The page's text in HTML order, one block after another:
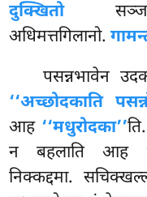
दुक्खितो
अधिमत्तगिलानो.
पसन्नभावेन
‘‘अच्छोदकाति
आह ‘‘मधुरोदका’’
न बहलाति आह
निक्कद्दमा.